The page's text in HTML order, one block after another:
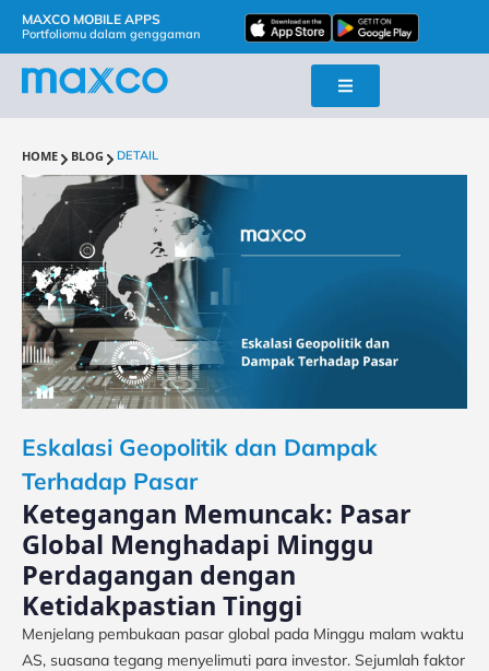
MAXCO MOBILE APPS
Portfoliomu dalam genggaman
HOME BLOG DETAIL
Eskalasi Geopolitik dan Dampak
Terhadap Pasar
Ketegangan Memuncak: Pasar
Global Menghadapi Minggu
Perdagangan dengan
Ketidakpastian Tinggi
Menjelang pembukaan pasar global pada Minggu malam waktu
AS, suasana tegang menyelimuti para investor. Sejumlah faktor